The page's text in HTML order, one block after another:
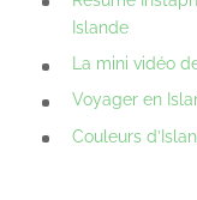
Islande
La mini vidéo
Voyager en
Couleurs